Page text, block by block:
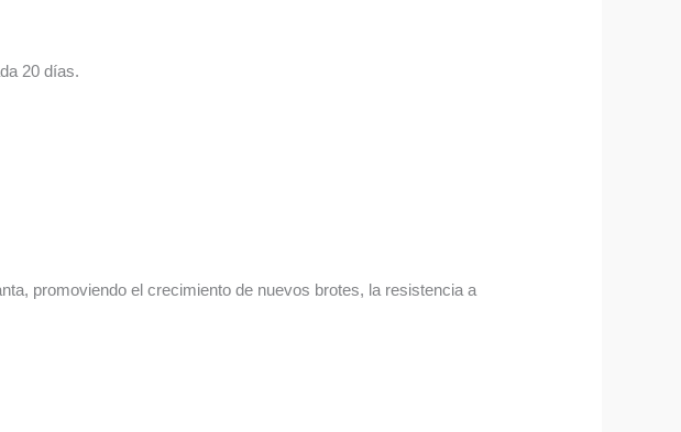
20 días.
promoviendo el crecimiento de nuevos brotes, la resistencia a